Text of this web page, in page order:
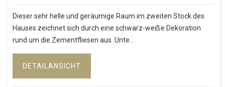
Dieser sehr helle und geräumige Raum im zweiten Stock des
Hauses zeichnet sich durch eine schwarz-weiße Dekoration
rund um die Zementfliesen aus. Unte...
DETAILANSICHT